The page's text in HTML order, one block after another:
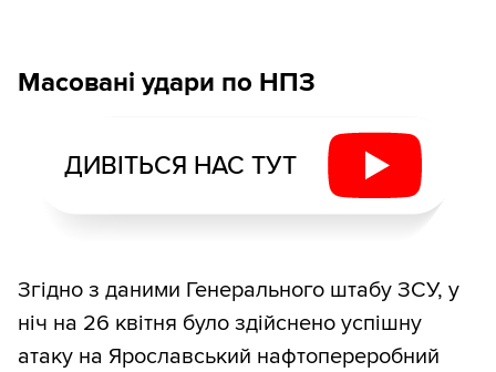
Масовані удари по НПЗ
ДИВІТЬСЯ НАС ТУТ
Згідно з даними Генерального штабу ЗСУ, у
ніч на 26 квітня було здійснено успішну
атаку на Ярославський нафтопереробний